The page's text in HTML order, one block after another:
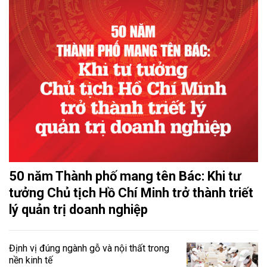
50 năm Thành phố mang tên Bác: Khi tư
tưởng Chủ tịch Hồ Chí Minh trở thành triết
lý quản trị doanh nghiệp
Định vị đúng ngành gỗ và nội thất trong
nền kinh tế